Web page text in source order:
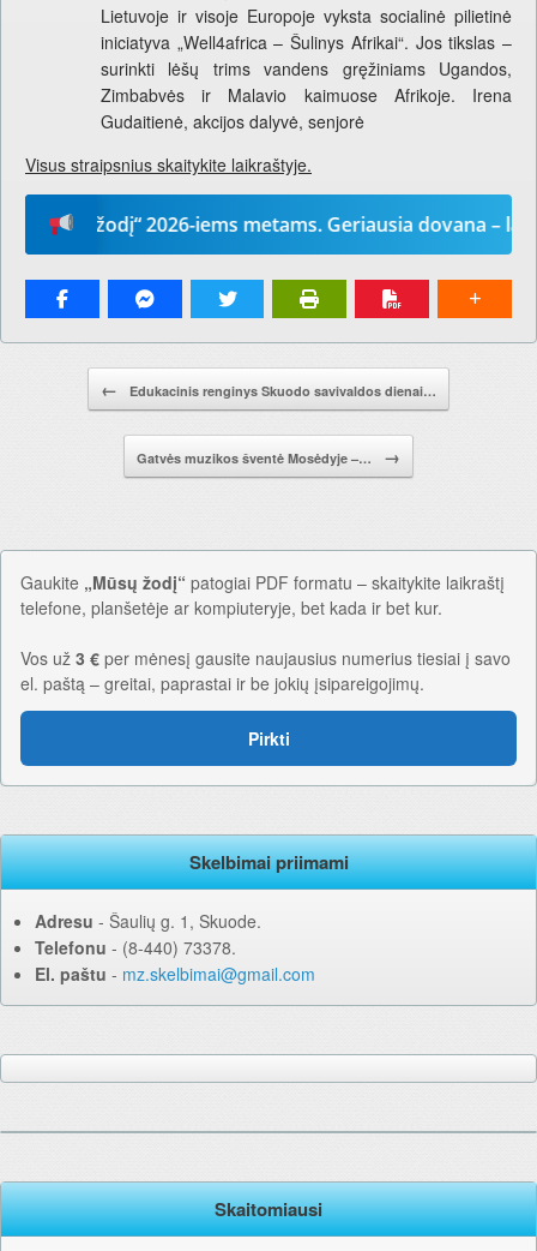
Lietuvoje ir visoje Europoje vyksta socialinė pilietinė
iniciatyva „Well4africa – Šulinys Afrikai“. Jos tikslas –
surinkti lėšų trims vandens gręžiniams Ugandos,
Zimbabvės ir Malavio kaimuose Afrikoje. Irena
Gudaitienė, akcijos dalyvė, senjorė
Visus straipsnius skaitykite laikraštyje.
žodį“ 2026-iems metams. Geriausia dovana –
Pranešimo navigacija.
← Edukacinis renginys Skuodo savivaldos dienai…
Gatvės muzikos šventė Mosėdyje –… →
Gaukite „Mūsų žodį“ patogiai PDF formatu – skaitykite laikraštį
telefone, planšetėje ar kompiuteryje, bet kada ir bet kur.
Vos už 3 € per mėnesį gausite naujausius numerius tiesiai į savo
el. paštą – greitai, paprastai ir be jokių įsipareigojimų.
Pirkti
Skelbimai priimami
Adresu ‐ Šaulių g. 1, Skuode.
Telefonu ‐ (8-440) 73378.
El. paštu ‐ mz.skelbimai@gmail.com
Skaitomiausi